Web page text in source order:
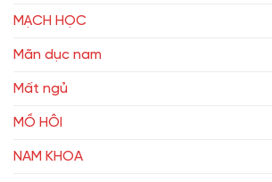
MẠCH HỌC
Mãn dục nam
Mất ngủ
MỒ HÔI
NAM KHOA